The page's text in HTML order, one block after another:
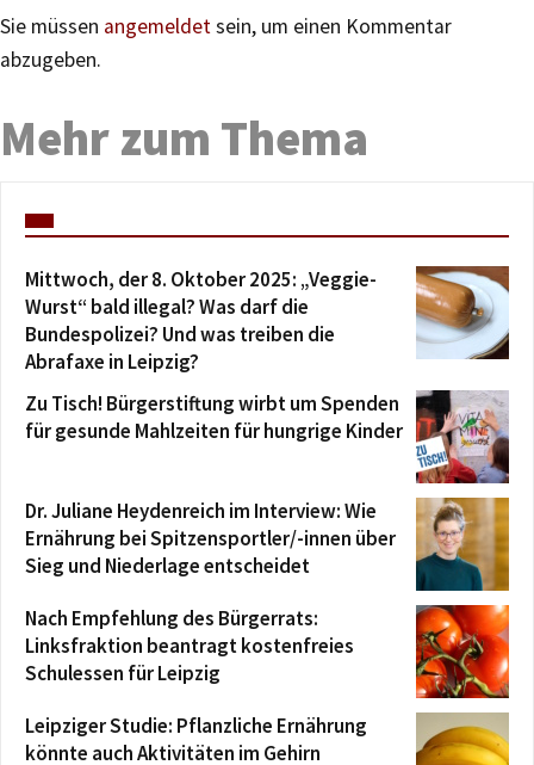
Sie müssen angemeldetsein, um einen Kommentar
abzugeben.
Mehr zum Thema
Mittwoch, der 8. Oktober 2025: „Veggie-
Wurst“ bald illegal? Was darf die
Bundespolizei? Und was treiben die
Abrafaxe in Leipzig?
Zu Tisch! Bürgerstiftung wirbt um Spenden
für gesunde Mahlzeiten für hungrige Kinder
Dr. Juliane Heydenreich im Interview: Wie
Ernährung bei Spitzensportler/-innen über
Sieg und Niederlage entscheidet
Nach Empfehlung des Bürgerrats:
Linksfraktion beantragt kostenfreies
Schulessen für Leipzig
Leipziger Studie: Pflanzliche Ernährung
könnte auch Aktivitäten im Gehirn